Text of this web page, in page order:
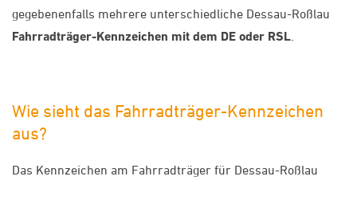
gegebenenfalls mehrere unterschiedliche Dessau-Roßlau
Fahrradträger-Kennzeichen mit dem DE oder RSL
Wie sieht das Fahrradträger-Kennzeichen
aus?
Das Kennzeichen am Fahrradträger für Dessau-Roßlau